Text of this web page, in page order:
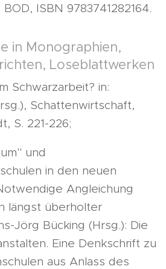
ISBN 9783741282164.
in Monographien,
Loseblattwerken
Schwarzarbeit? in:
Schattenwirtschaft,
S. 221-226;
und
in den neuen
Angleichung
längst überholter
Jörg Bücking (Hrsg.): Die
Eine Denkschrift zu
aus Anlass des